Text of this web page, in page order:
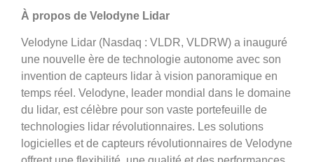
À propos de Velodyne Lidar
Velodyne Lidar (Nasdaq : VLDR, VLDRW) a inauguré
une nouvelle ère de technologie autonome avec son
invention de capteurs lidar à vision panoramique en
temps réel. Velodyne, leader mondial dans le domaine
du lidar, est célèbre pour son vaste portefeuille de
technologies lidar révolutionnaires. Les solutions
logicielles et de capteurs révolutionnaires de Velodyne